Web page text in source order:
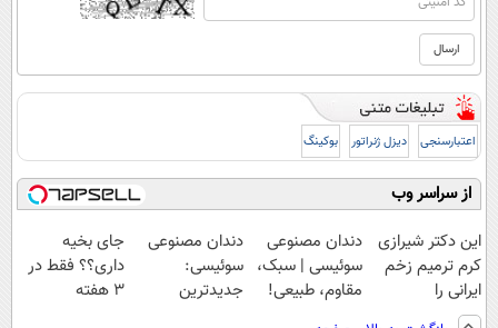
اعتبارسنجی دیزل ژنراتور بوکینگ
از سراسر وب
این دکتر شیرازی
کرم ترمیم زخم
ایرانی را
ساخت!!!
دندان مصنوعی
سوئیسی | سبک،
مقاوم، طبیعی!
دندان مصنوعی
سوئیسی:
جدیدترین
جای بخیه
داری؟؟ فقط در
3 هفته